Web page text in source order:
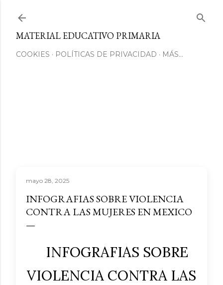
MATERIAL EDUCATIVO PRIMARIA
COOKIES POLÍTICAS DE PRIVACIDAD MÁS…
mayo 28, 2025
INFOGRAFIAS SOBRE VIOLENCIA
CONTRA LAS MUJERES EN MEXICO
INFOGRAFIAS SOBRE
VIOLENCIA CONTRA LAS